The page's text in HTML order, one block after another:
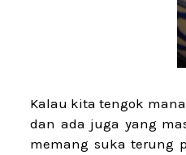
Kalau kita tengok
dan ada juga yang
memang suka terung